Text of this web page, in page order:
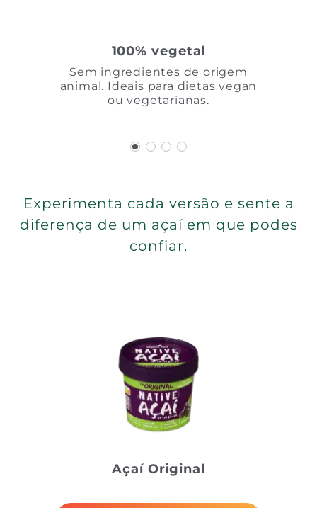
100% vegetal
Sem ingredientes de origem
animal. Ideais para dietas vegan
ou vegetarianas.
Experimenta cada versão e sente a
diferença de um açaí em que podes
confiar.
Açaí Original